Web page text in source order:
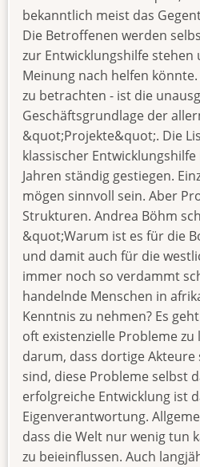
bekanntlich meist das
Die Betroffenen werden
zur Entwicklungshilfe
Meinung nach helfen
zu betrachten - ist die
Geschäftsgrundlage der
&quot;Projekte&quot;. Die
klassischer
Jahren ständig gestiegen.
mögen sinnvoll sein. Aber
Strukturen. Andrea Böhm
&quot;Warum ist es für die
und damit auch für die
immer noch so verdammt
handelnde Menschen in
Kenntnis zu nehmen? Es
oft existenzielle Probleme zu
darum, dass dortige Akteure
sind, diese Probleme selbst
erfolgreiche Entwicklung ist
Eigenverantwortung.
dass die Welt nur wenig tun
zu beieinflussen. Auch